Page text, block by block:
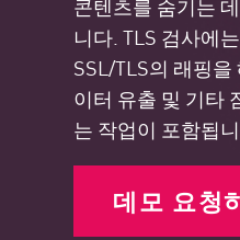
콘텐츠를 숨기는
니다. TLS 검사에
SSL/TLS의 래핑
이터 유출 및 기타
는 작업이 포함됩
데모 요청